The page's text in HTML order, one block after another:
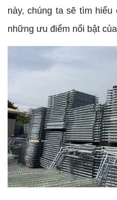
này, chúng ta sẽ tìm
những ưu điểm nổi bật